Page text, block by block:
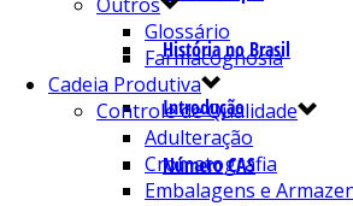
História no Brasil
Introdução
Número CAS
Glossário
Farmacognosia
Cadeia Produtiva
Controle de Qualidade
Adulteração
Cromatografia
Embalagens e